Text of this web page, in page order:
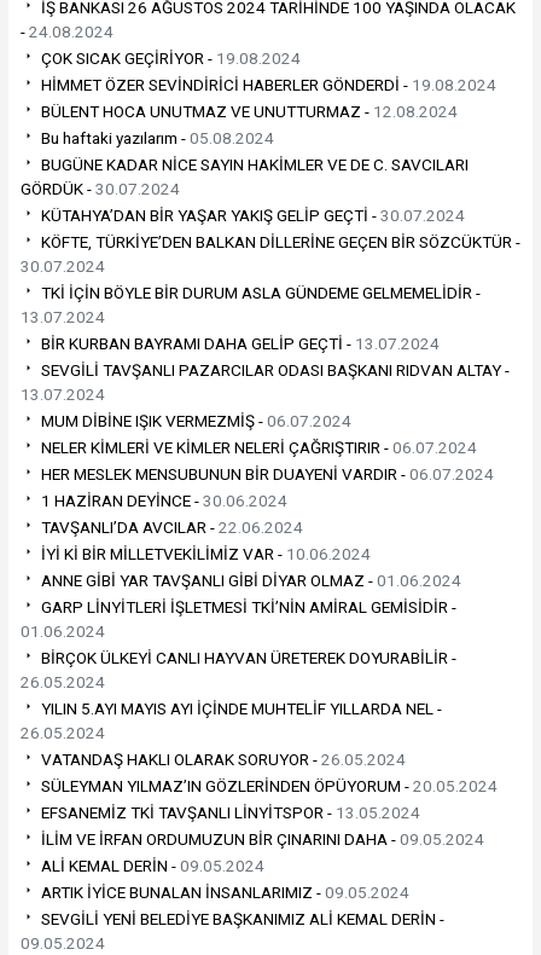
İŞ BANKASI 26 AĞUSTOS 2024 TARİHİNDE 100 YAŞINDA OLACAK
-24.08.2024
ÇOK SICAK GEÇİRİYOR - 19.08.2024
HİMMET ÖZER SEVİNDİRİCİ HABERLER GÖNDERDİ - 19.08.2024
BÜLENT HOCA UNUTMAZ VE UNUTTURMAZ - 12.08.2024
Bu haftaki yazılarım -05.08.2024
BUGÜNE KADAR NİCE SAYIN HAKİMLER VE DE C. SAVCILARI
GÖRDÜK -30.07.2024
KÜTAHYA’DAN BİR YAŞAR YAKIŞ GELİP GEÇTİ -30.07.2024
KÖFTE, TÜRKİYE’DEN BALKAN DİLLERİNE GEÇEN BİR SÖZCÜKTÜR -
30.07.2024
TKİ İÇİN BÖYLE BİR DURUM ASLA GÜNDEME GELMEMELİDİR -
13.07.2024
BİR KURBAN BAYRAMI DAHA GELİP GEÇTİ - 13.07.2024
SEVGİLİ TAVŞANLI PAZARCILAR ODASI BAŞKANI RIDVAN ALTAY -
13.07.2024
MUM DİBİNE IŞIK VERMEZMİŞ -06.07.2024
NELER KİMLERİ VE KİMLER NELERİ ÇAĞRIŞTIRIR -06.07.2024
HER MESLEK MENSUBUNUN BİR DUAYENİ VARDIR -06.07.2024
1 HAZİRAN DEYİNCE -30.06.2024
TAVŞANLI’DA AVCILAR -22.06.2024
İYİ Kİ BİR MİLLETVEKİLİMİZ VAR - 10.06.2024
ANNE GİBİ YAR TAVŞANLI GİBİ DİYAR OLMAZ -01.06.2024
GARP LİNYİTLERİ İŞLETMESİ TKİ’NİN AMİRAL GEMİSİDİR -
01.06.2024
BİRÇOK ÜLKEYİ CANLI HAYVAN ÜRETEREK DOYURABİLİR -
26.05.2024
YILIN 5.AYI MAYIS AYI İÇİNDE MUHTELİF YILLARDA NEL -
26.05.2024
VATANDAŞ HAKLI OLARAK SORUYOR -26.05.2024
SÜLEYMAN YILMAZ’IN GÖZLERİNDEN ÖPÜYORUM -20.05.2024
EFSANEMİZ TKİ TAVŞANLI LİNYİTSPOR - 13.05.2024
İLİM VE İRFAN ORDUMUZUN BİR ÇINARINI DAHA -09.05.2024
ALİ KEMAL DERİN -09.05.2024
ARTIK İYİCE BUNALAN İNSANLARIMIZ -09.05.2024
SEVGİLİ YENİ BELEDİYE BAŞKANIMIZ ALİ KEMAL DERİN -
09.05.2024